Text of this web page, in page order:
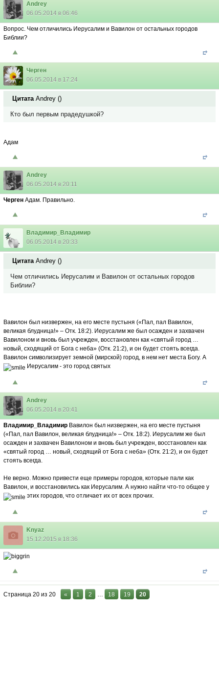
Andrey
06.05.2014 в 06:46
Вопрос. Чем отличились Иерусалим и Вавилон от остальных городов
Библии?
Черген
06.05.2014 в 17:24
Цитата Andrey ()
Кто был первым прадедушкой?
Адам
Andrey
06.05.2014 в 20:11
Черген Адам. Правильно.
Владимир_Владимир
06.05.2014 в 20:33
Цитата Andrey ()
Чем отличились Иерусалим и Вавилон от остальных городов
Библии?
Вавилон был низвержен, на его месте пустыня («Пал, пал Вавилон,
великая блудница!» – Отк. 18:2). Иерусалим же был осажден и захвачен
Вавилоном и вновь был учрежден, восстановлен как «святый город …
новый, сходящий от Бога с неба» (Отк. 21:2), и он будет стоять всегда.
Вавилон символизирует земной (мирской) город, в нем нет места Богу. А
Иерусалим - это город святых
Andrey
06.05.2014 в 20:41
Владимир_Владимир Вавилон был низвержен, на его месте пустыня
(«Пал, пал Вавилон, великая блудница!» – Отк. 18:2). Иерусалим же был
осажден и захвачен Вавилоном и вновь был учрежден, восстановлен как
«святый город … новый, сходящий от Бога с неба» (Отк. 21:2), и он будет
стоять всегда.
Не верно. Можно привести еще примеры городов, которые пали как
Вавилон, и восстановились как Иерусалим. А нужно найти что-то общее у
этих городов, что отличает их от всех прочих.
Knyaz
15.12.2015 в 18:36
Страница 20 из 20 « 1 2 … 18 19 20